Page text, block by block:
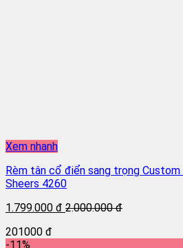
Xem nhanh
Rèm tân cổ điển sang trọng Custom
Sheers 4260
1.799.000 đ 2.000.000 đ
201000 đ
-11%